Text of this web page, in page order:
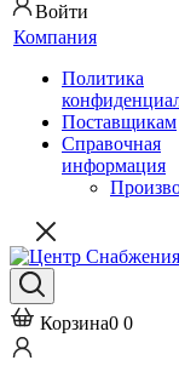
Войти
Компания
Политика
Поставщикам
Справочная
информация
Корзина0 0